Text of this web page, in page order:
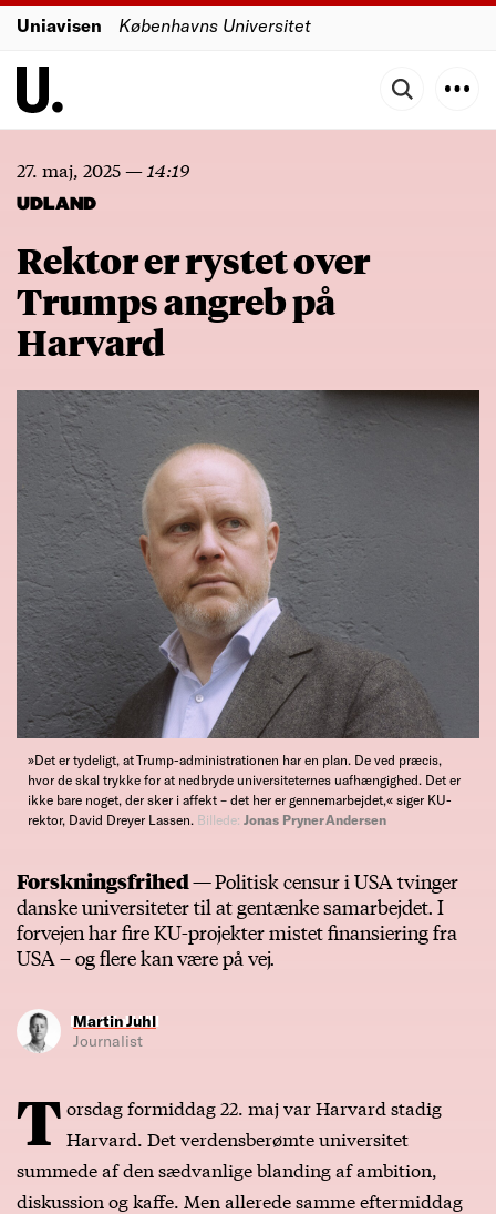
Uniavisen Københavns Universitet
27. maj, 2025— 14:19
UDLAND
Rektor er rystet over
Trumps angreb på
Harvard
»Det er tydeligt, at Trump-administrationen har en plan. De ved præcis,
hvor de skal trykke for at nedbryde universiteternes uafhængighed. Det er
ikke bare noget, der sker i affekt – det her er gennemarbejdet,« siger KU-
rektor, David Dreyer Lassen. Billede: Jonas Pryner Andersen
Forskningsfrihed —Politisk censur i USA tvinger
danske universiteter til at gentænke samarbejdet. I
forvejen har fire KU-projekter mistet finansiering fra
USA – og flere kan være på vej.
Martin Juhl
Journalist
T orsdag formiddag 22. maj var Harvard stadig
Harvard. Det verdensberømte universitet
summede af den sædvanlige blanding af ambition,
diskussion og kaffe. Men allerede samme eftermiddag